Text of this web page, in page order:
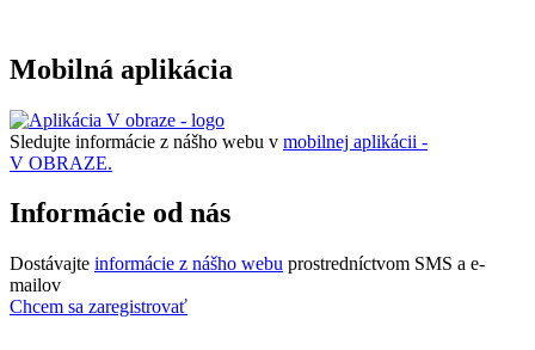
Mobilná aplikácia
Sledujte informácie z nášho webu v mobilnej aplikácii -
V OBRAZE.
Informácie od nás
Dostávajte informácie z nášho webu prostredníctvom SMS a e-
mailov
Chcem sa zaregistrovať